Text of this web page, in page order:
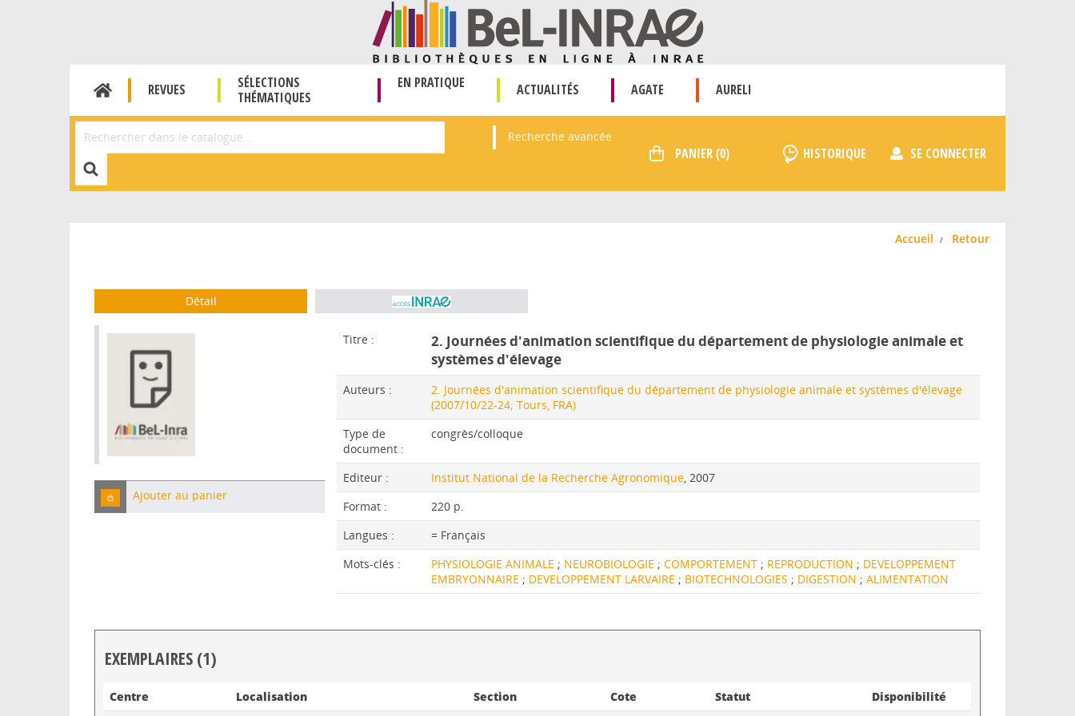
REVUES
SÉLECTIONS
THÉMATIQUES
EN PRATIQUE ACTUALITÉS AGATE AURELI
Affiner la Recherche Recherche avancée
HISTORIQUE SE CONNECTER
Accueil Retour
Détail
Ajouter au panier
Titre :
2. Journées d'animation scientifique du département de physiologie animale et
systèmes d'élevage
Auteurs :
2. Journées d'animation scientifique du département de physiologie animale et systèmes d'élevage
(2007/10/22-24; Tours, FRA)
Type de
document :
congrès/colloque
Editeur : Institut National de la Recherche Agronomique, 2007
Format :
220 p.
Langues :
= Français
Mots-clés :
PHYSIOLOGIE ANIMALE ; NEUROBIOLOGIE ;COMPORTEMENT ; REPRODUCTION ; DEVELOPPEMENT
EMBRYONNAIRE ; DEVELOPPEMENT LARVAIRE ; BIOTECHNOLOGIES ; DIGESTION ;ALIMENTATION
EXEMPLAIRES (1)
Centre Localisation Section Cote Statut Disponibilité